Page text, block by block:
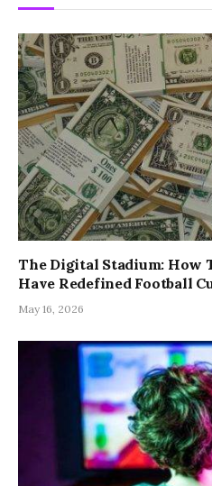
The Digital Stadium: How
Have Redefined Football
May 16, 2026